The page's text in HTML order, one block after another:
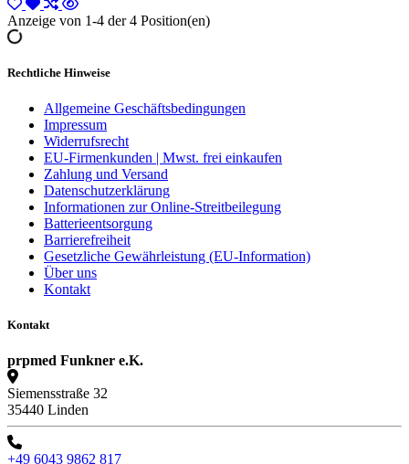
Anzeige von 1-4 der 4 Position(en)
Rechtliche Hinweise
Allgemeine Geschäftsbedingungen
Impressum
Widerrufsrecht
EU-Firmenkunden | Mwst. frei einkaufen
Zahlung und Versand
Datenschutzerklärung
Informationen zur Online-Streitbeilegung
Batterieentsorgung
Barrierefreiheit
Gesetzliche Gewährleistung (EU-Information)
Über uns
Kontakt
Kontakt
prpmed Funkner e.K.
Siemensstraße 32
35440 Linden
+49 6043 9862 817